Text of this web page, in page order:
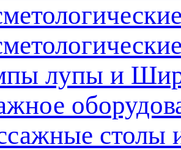
лупы и
столы